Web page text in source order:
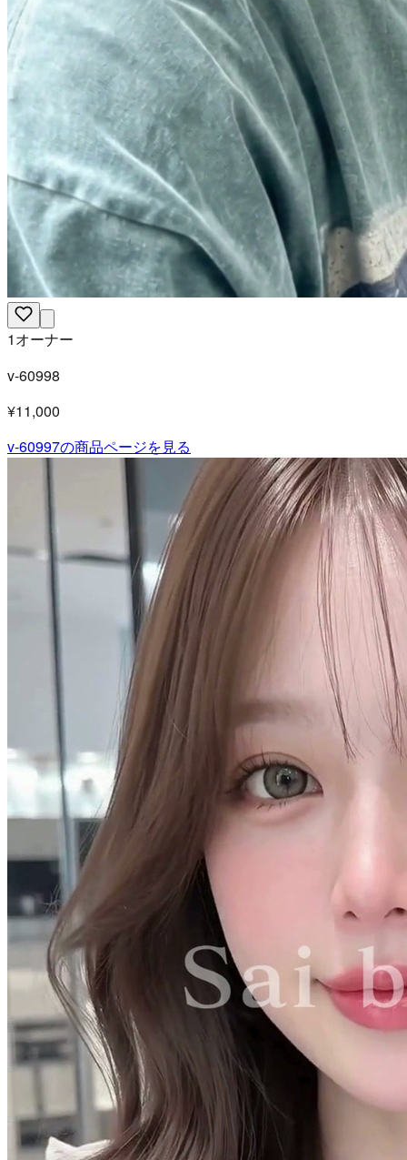
1オーナー
v-60998
¥11,000
v-60997の商品ページを見る